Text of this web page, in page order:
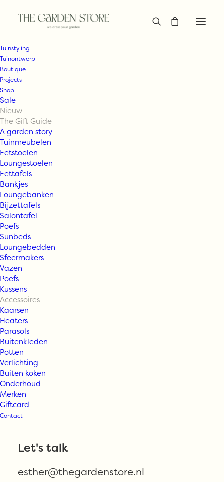
Tuinstyling
Tuinontwerp
Boutique
Projects
Shop
Sale
Nieuw
The Gift Guide
A garden story
Tuinmeubelen
Eetstoelen
Loungestoelen
Eettafels
Bankjes
Loungebanken
Bijzettafels
Salontafel
Poefs
Sunbeds
Loungebedden
Sfeermakers
Vazen
Poefs
Kussens
Accessoires
Kaarsen
Heaters
Parasols
Buitenkleden
Potten
Verlichting
Buiten koken
Onderhoud
Merken
Giftcard
Contact
Let's talk
esther@thegardenstore.nl
TineKhome –
KERSTSTRIK |
KATOEN | 28 X
18 CM –
KERSTSTRIK | L-
€13,00